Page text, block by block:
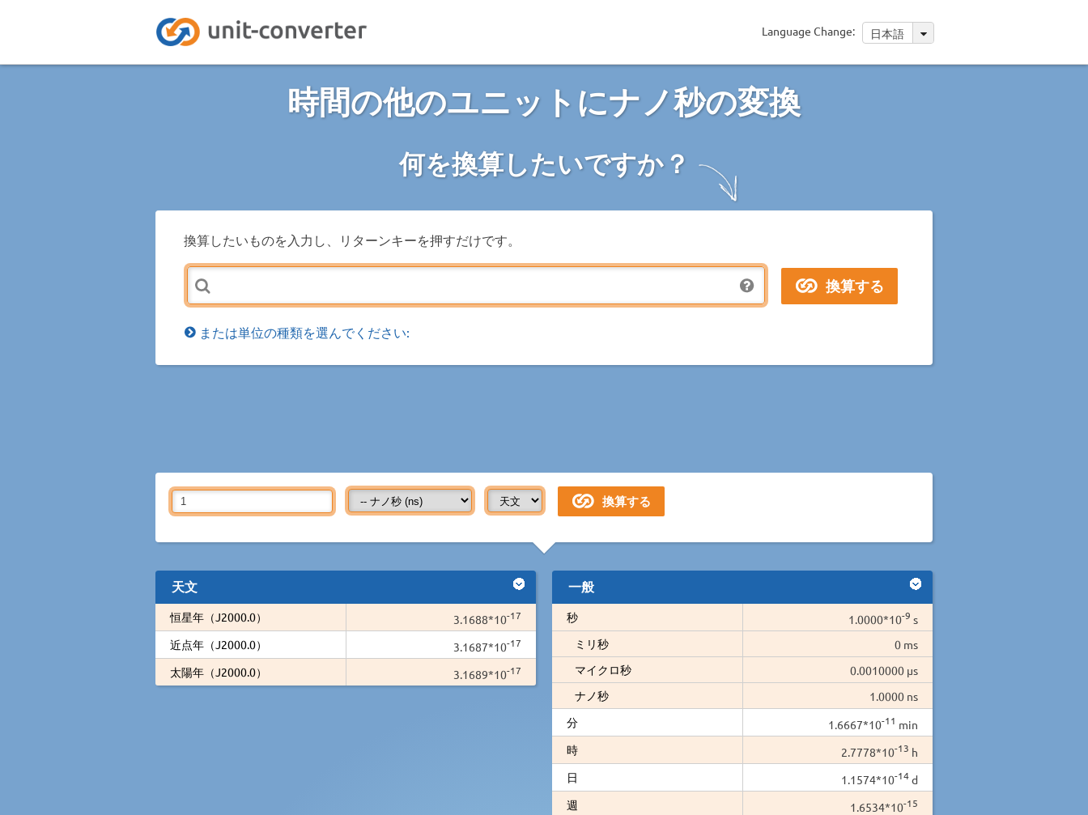
Language Change: 日本語
時間の他のユニットにナノ秒の変換
何を換算したいですか？
換算したいものを入力し、リターンキーを押すだけです。
または単位の種類を選んでください:
天文
恒星年（J2000.0） 3.1688*10-17
近点年（J2000.0） 3.1687*10-17
太陽年（J2000.0） 3.1689*10-17
一般
秒 1.0000*10-9 s
ミリ秒
0 ms
マイクロ秒
0.0010000 µs
ナノ秒
1.0000 ns
分
1.6667*10-11 min
時
2.7778*10-13 h
日
1.1574*10-14d
週
1.6534*10-15